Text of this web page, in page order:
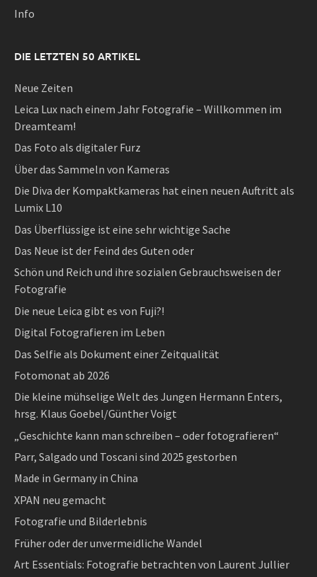
Info
DIE LETZTEN 50 ARTIKEL
Neue Zeiten
Leica Lux nach einem Jahr Fotografie – Willkommen im
Dreamteam!
Das Foto als digitaler Furz
Über das Sammeln von Kameras
Die Diva der Kompaktkameras hat einen neuen Auftritt als
Lumix L10
Das Überflüssige ist eine sehr wichtige Sache
Das Neue ist der Feind des Guten oder
Schön und Reich und ihre sozialen Gebrauchsweisen der
Fotografie
Die neue Leica gibt es von Fuji?!
Digital Fotografieren im Leben
Das Selfie als Dokument einer Zeitqualität
Fotomonat ab 2026
Die kleine mühselige Welt des Jungen Hermann Enters,
hrsg. Klaus Goebel/Günther Voigt
„Geschichte kann man schreiben – oder fotografieren“
Parr, Salgado und Toscani sind 2025 gestorben
Made in Germany in China
XPAN neu gemacht
Fotografie und Bilderlebnis
Früher oder der unvermeidliche Wandel
Art Essentials: Fotografie betrachten von Laurent Jullier